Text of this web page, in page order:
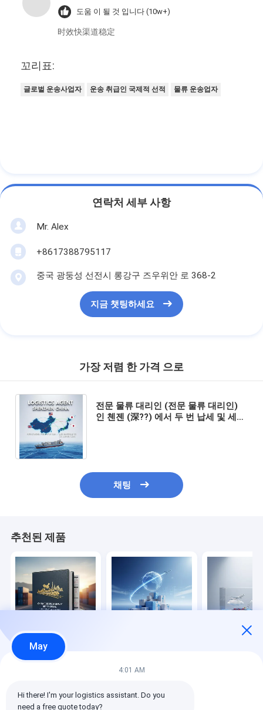
도움 이 될 것 입니다 (10w+)
时效快渠道稳定
꼬리표:
글로벌 운송사업자 운송 취급인 국제적 선적 물류 운송업자
연락처 세부 사항
Mr. Alex
+8617388795117
중국 광둥성 선전시 롱강구 즈우위안 로 368-2
지금 챗팅하세요
가장 저렴 한 가격 으로
전문 물류 대리인 (전문 물류 대리인)
인 첸젠 (深??) 에서 두 번 납세 및 세금
채팅
추천된 제품
중국-유럽 철도 DDP 선
박 안정적인 출발 일정
최고의 가격
Air 특수 라인
최고의 가격
May
4:01 AM
Hi there! I'm your logistics assistant. Do you
need a free quote today?